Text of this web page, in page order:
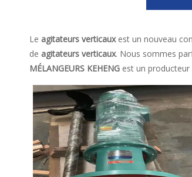
Le agitateurs verticauxest un nouveau
de agitateurs verticaux. Nous sommes
MÉLANGEURS KEHENG est un